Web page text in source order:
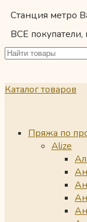
Станция метро
ВСЕ
Каталог товаров
Пряжа по
Alize